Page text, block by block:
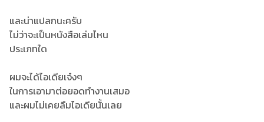
และน่าแปลกนะครับ
ไม่ว่าจะเป็นหนังสือเล่มไหน
ประเภทใด
ผมจะได้ไอเดียเจ๋งๆ
ในการเอามาต่อยอดทำงานเสมอ
และผมไม่เคยลืมไอเดียนั้นเลย